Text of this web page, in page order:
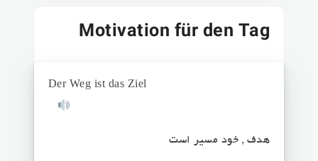
Motivation für den Tag
Der Weg ist das Ziel
هدف , خود مسیر است